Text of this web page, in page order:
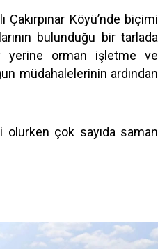
Köyü’nde biçimi
bulunduğu bir tarlada
yerine orman işletme ve
müdahalelerinin ardından
olurken çok sayıda saman